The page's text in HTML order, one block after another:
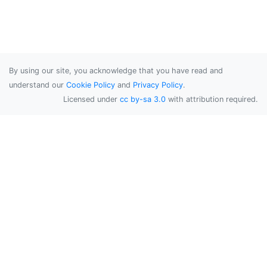
By using our site, you acknowledge that you have read and
understand our Cookie Policy and Privacy Policy.
Licensed under cc by-sa 3.0 with attribution required.